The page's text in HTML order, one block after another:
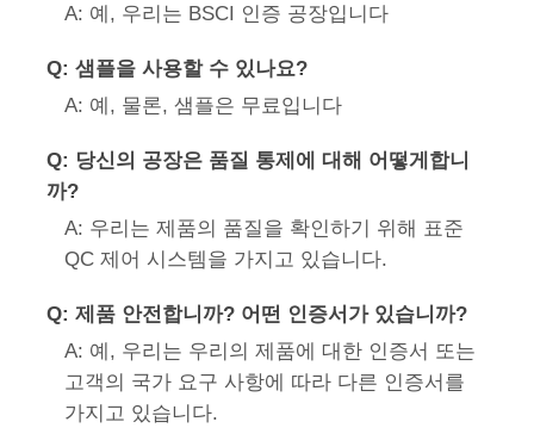
A: 예, 우리는 BSCI 인증 공장입니다
Q: 샘플을 사용할 수 있나요?
A: 예, 물론, 샘플은 무료입니다
Q: 당신의 공장은 품질 통제에 대해 어떻게합니
까?
A: 우리는 제품의 품질을 확인하기 위해 표준
QC 제어 시스템을 가지고 있습니다.
Q: 제품 안전합니까? 어떤 인증서가 있습니까?
A: 예, 우리는 우리의 제품에 대한 인증서 또는
고객의 국가 요구 사항에 따라 다른 인증서를
가지고 있습니다.